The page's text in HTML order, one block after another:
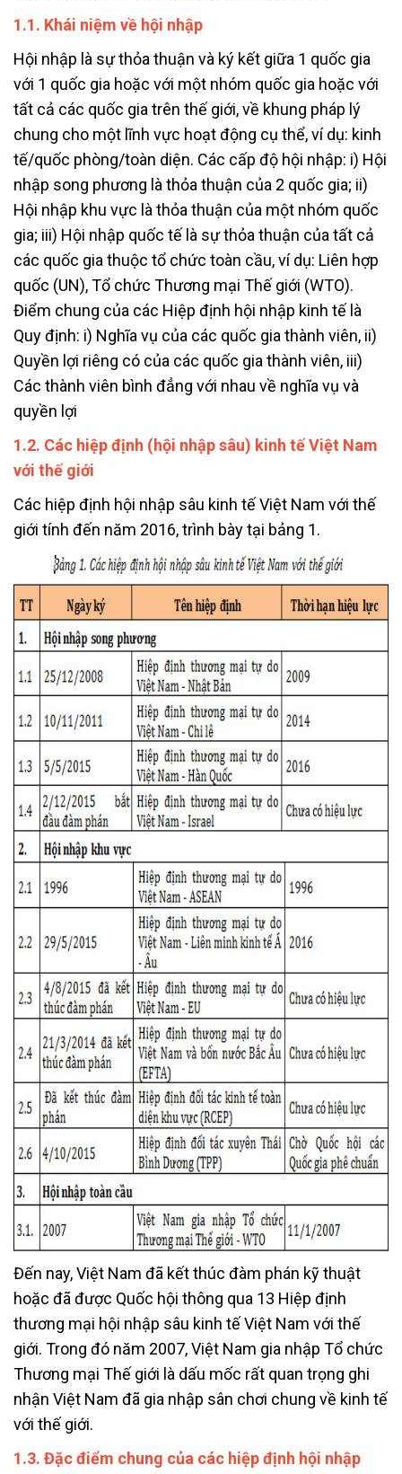
1.1. Khái niệm về hội nhập
Hội nhập là sự thỏa thuận và ký kết giữa 1 quốc gia
với 1 quốc gia hoặc với một nhóm quốc gia hoặc với
tất cả các quốc gia trên thế giới, về khung pháp lý
chung cho một lĩnh vực hoạt động cụ thể, ví dụ: kinh
tế/quốc phòng/toàn diện. Các cấp độ hội nhập: i) Hội
nhập song phương là thỏa thuận của 2 quốc gia; ii)
Hội nhập khu vực là thỏa thuận của một nhóm quốc
gia; iii) Hội nhập quốc tế là sự thỏa thuận của tất cả
các quốc gia thuộc tổ chức toàn cầu, ví dụ: Liên hợp
quốc (UN), Tổ chức Thương mại Thế giới (WTO).
Điểm chung của các Hiệp định hội nhập kinh tế là
Quy định: i) Nghĩa vụ của các quốc gia thành viên, ii)
Quyền lợi riêng có của các quốc gia thành viên, iii)
Các thành viên bình đẳng với nhau về nghĩa vụ và
quyền lợi
1.2. Các hiệp định (hội nhập sâu) kinh tế Việt Nam
với thế giới
Các hiệp định hội nhập sâu kinh tế Việt Nam với thế
giới tính đến năm 2016, trình bày tại bảng 1.
Đến nay, Việt Nam đã kết thúc đàm phán kỹ thuật
hoặc đã được Quốc hội thông qua 13 Hiệp định
thương mại hội nhập sâu kinh tế Việt Nam với thế
giới. Trong đó năm 2007, Việt Nam gia nhập Tổ chức
Thương mại Thế giới là dấu mốc rất quan trọng ghi
nhận Việt Nam đã gia nhập sân chơi chung về kinh tế
với thế giới.
1.3. Đặc điểm chung của các hiệp định hội nhập